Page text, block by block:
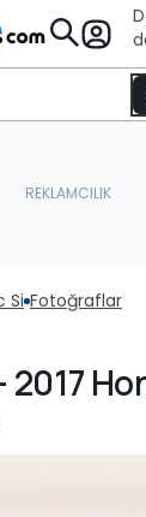
Si Fotoğraflar